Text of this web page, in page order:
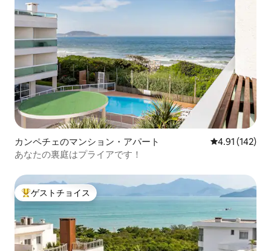
カンペチェのマンション・アパート レビュー142
4.91 (142)
あなたの裏庭はプライアです！
大好評のゲストチョイスです。
ゲストチョイス